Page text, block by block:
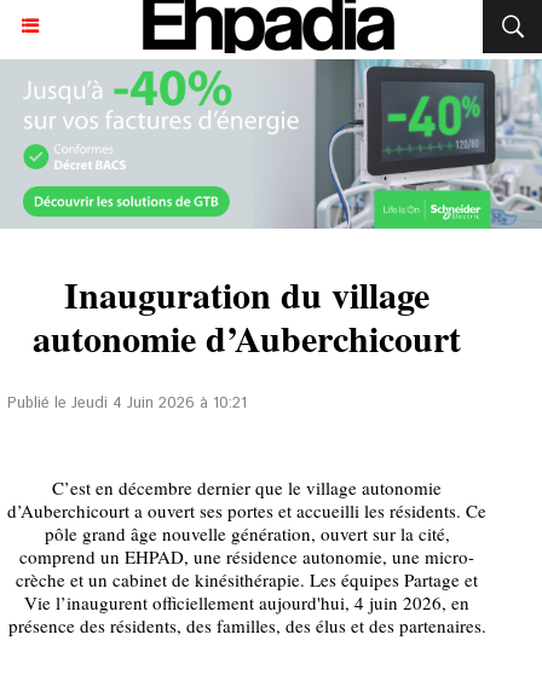
Inauguration du village
autonomie d’Auberchicourt
Publié le Jeudi 4 Juin 2026 à 10:21
C’est en décembre dernier que le village autonomie
d’Auberchicourt a ouvert ses portes et accueilli les résidents. Ce
pôle grand âge nouvelle génération, ouvert sur la cité,
comprend un EHPAD, une résidence autonomie, une micro-
crèche et un cabinet de kinésithérapie. Les équipes Partage et
Vie l’inaugurent officiellement aujourd'hui, 4 juin 2026, en
présence des résidents, des familles, des élus et des partenaires.